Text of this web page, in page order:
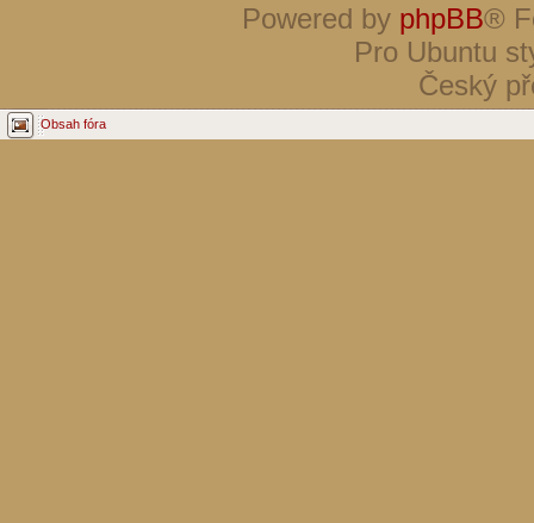
Powered by phpBB®
Pro Ubuntu
Český
Obsah fóra